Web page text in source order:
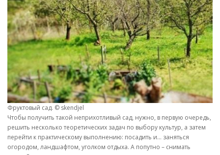
Фруктовый сад. © skendjel
Чтобы получить такой неприхотливый сад, нужно, в первую очередь,
решить несколько теоретических задач по выбору культур, а затем
перейти к практическому выполнению: посадить и… заняться
огородом, ландшафтом, уголком отдыха. А попутно – снимать